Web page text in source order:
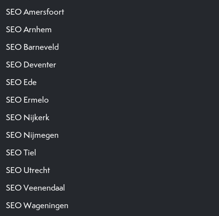
SEO Amersfoort
SEO Arnhem
SEO Barneveld
SEO Deventer
SEO Ede
SEO Ermelo
SEO Nijkerk
SEO Nijmegen
SEO Tiel
SEO Utrecht
SEO Veenendaal
SEO Wageningen